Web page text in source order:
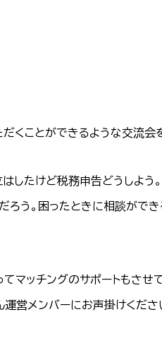
くことができるような交流会
したけど税務申告どうしよう。
う。困ったときに相談がで
マッチングのサポートもさせ
営メンバーにお声掛けくださ